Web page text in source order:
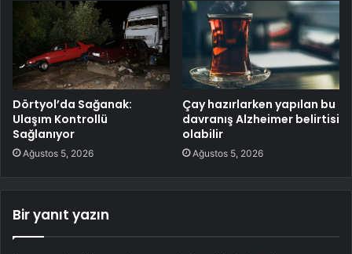
Dörtyol’da Sağanak:
Ulaşım Kontrollü
Sağlanıyor
Ağustos 5, 2026
Çay hazırlarken yapılan bu
davranış Alzheimer belirtisi
olabilir
Ağustos 5, 2026
Bir yanıt yazın